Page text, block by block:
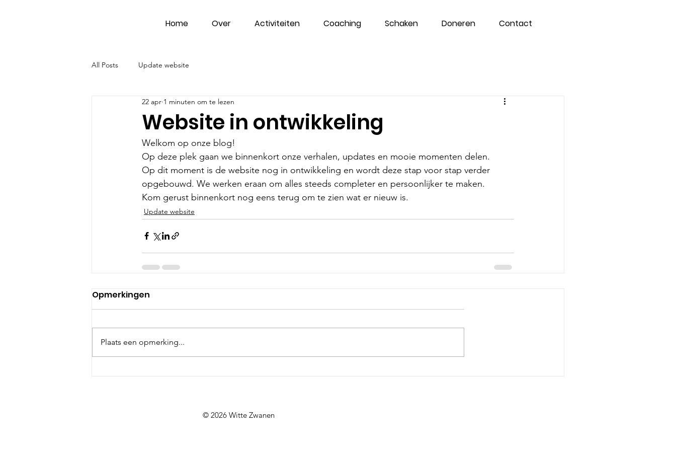
Home Over Activiteiten Coaching Schaken Doneren Contact
All Posts Update website
Website in ontwikkeling
22 apr 1 minuten om te lezen
Welkom op onze blog!
Op deze plek gaan we binnenkort onze verhalen, updates en mooie momenten delen.
Op dit moment is de website nog in ontwikkeling en wordt deze stap voor stap verder
opgebouwd. We werken eraan om alles steeds completer en persoonlijker te maken.
Kom gerust binnenkort nog eens terug om te zien wat er nieuw is.
Update website
Opmerkingen
Plaats een opmerking...
© 2026 Witte Zwanen